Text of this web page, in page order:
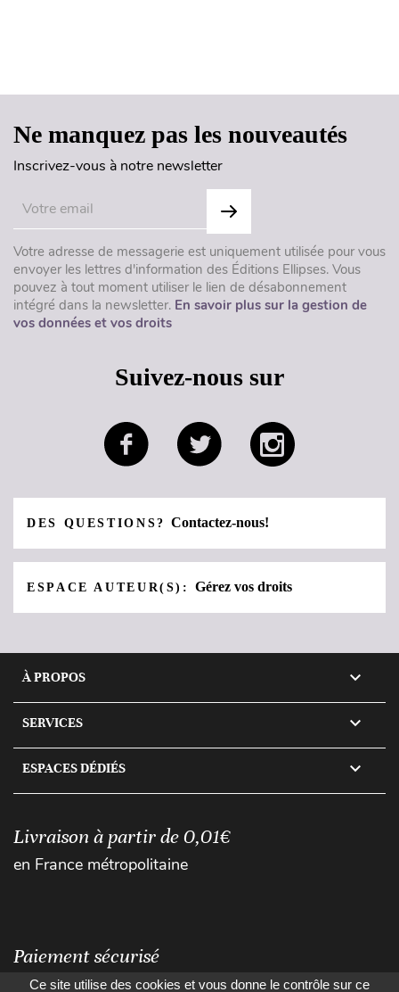
Ne manquez pas les nouveautés
Inscrivez-vous à notre newsletter
Votre adresse de messagerie est uniquement utilisée pour vous
envoyer les lettres d'information des Éditions Ellipses. Vous
pouvez à tout moment utiliser le lien de désabonnement
intégré dans la newsletter. En savoir plus sur la gestion de
vos données et vos droits
Suivez-nous sur
DES QUESTIONS?Contactez-nous!
ESPACE AUTEUR(S):Gérez vos droits
À PROPOS 
SERVICES 
ESPACES DÉDIÉS 
Livraison à partir de 0,01€
en France métropolitaine
Paiement sécurisé
Ce site utilise des cookies et vous donne le contrôle sur ce